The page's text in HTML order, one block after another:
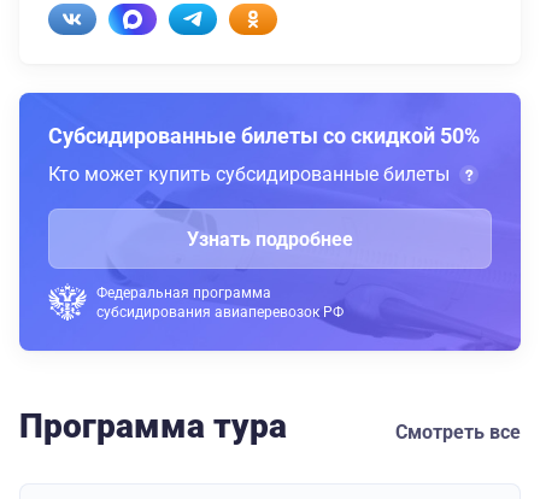
Субсидированные билеты со скидкой 50%
Кто может купить субсидированные билеты
Узнать подробнее
Федеральная программа
субсидирования авиаперевозок РФ
Программа тура Смотреть все